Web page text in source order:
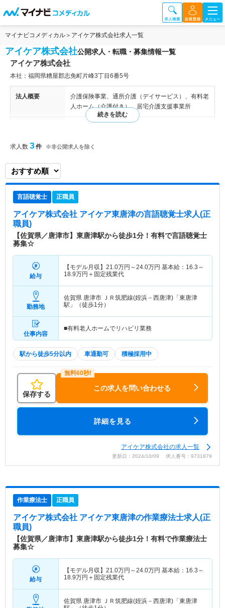
マイナビコメディカル アイケア株式会社求人一覧
アイケア株式会社公開求人・転職・募集情報一覧
アイケア株式会社
本社：福岡県糟屋郡志免町片峰3丁目6番5号
法人概要
介護保険事業、通所介護（デイサービス）、有料老
人ホーム（介護付き）、居宅介護支援事業所
事業所等を運営しております。 一人ひとりに合わ
求人数 3件 ※非公開求人を除く
言語聴覚士 正職員
アイケア株式会社 アイケア東唐津の言語聴覚士求人(正
職員)
【佐賀県／唐津市】東唐津駅から徒歩1分！有料で言語聴覚士
募集☆
給与
【モデル月収】 21.0万円～24.0万円 基本給：16.3～
18.9万円＋固定残業代
勤務地
佐賀県 唐津市
ＪＲ筑肥線(姪浜－西唐津)「東唐津
駅」（徒歩1分）
仕事内容
■有料老人ホームでリハビリ業務
駅から徒歩5分以内 車通勤可 積極採用中
保存する
この求人を問い合わせる
詳細を見る
アイケア株式会社の求人一覧
更新日：2024/10/09 求人番号：9731879
作業療法士 正職員
アイケア株式会社 アイケア東唐津の作業療法士求人(正
職員)
【佐賀県／唐津市】東唐津駅から徒歩1分！有料で作業療法士
募集☆
給与
【モデル月収】 21.0万円～24.0万円 基本給：16.3～
18.9万円＋固定残業代
佐賀県 唐津市
ＪＲ筑肥線(姪浜－西唐津)「東唐津